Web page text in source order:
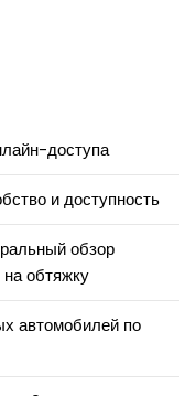
доступа
и доступность
обзор
обтяжку
автомобилей по